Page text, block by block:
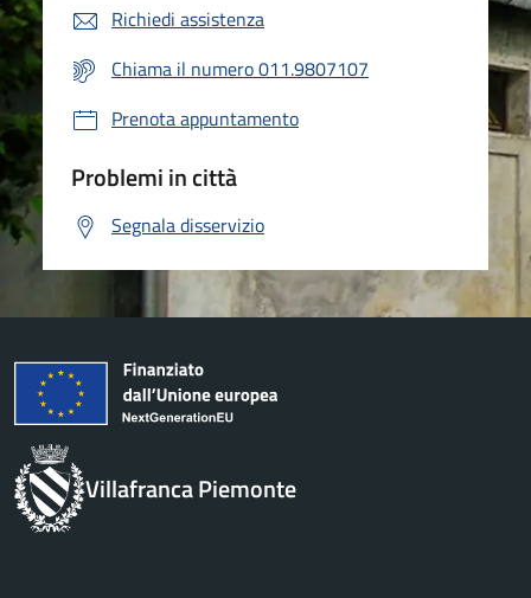
Richiedi assistenza
Chiama il numero 011.9807107
Prenota appuntamento
Problemi in città
Segnala disservizio
Villafranca Piemonte